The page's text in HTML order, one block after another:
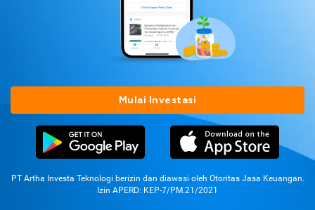
Mulai Investasi
PT Artha Investa Teknologi berizin dan diawasi oleh Otoritas Jasa Keuangan.
Izin APERD: KEP-7/PM.21/2021